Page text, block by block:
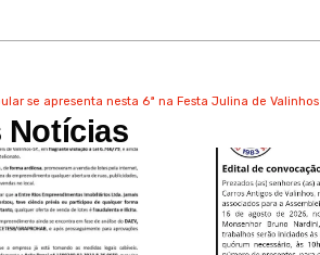
se apresenta nesta 6ª na Festa Julina de Valinhos
Notícias